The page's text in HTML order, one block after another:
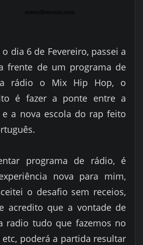
o dia 6 de Fevereiro, passei a
frente de um programa de
rádio o Mix Hip Hop, o
é fazer a ponte entre a
e a nova escola do rap feito
programa de rádio, é
nova para mim,
o desafio sem receios,
acredito que a vontade de
radio tudo que fazemos no
etc, poderá a partida resultar